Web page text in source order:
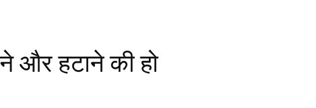
और हटाने की हो